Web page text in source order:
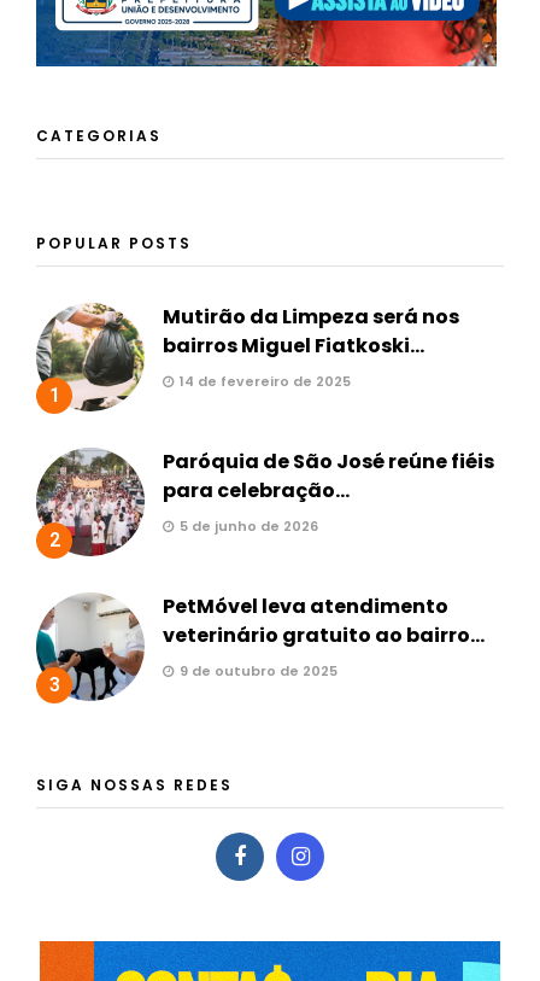
CATEGORIAS
POPULAR POSTS
1
Mutirão da Limpeza será nos
bairros Miguel Fiatkoski...
14 de fevereiro de 2025
2
Paróquia de São José reúne fiéis
para celebração...
5 de junho de 2026
3
PetMóvel leva atendimento
veterinário gratuito ao bairro...
9 de outubro de 2025
SIGA NOSSAS REDES